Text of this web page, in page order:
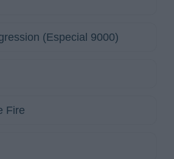
(Especial 9000)
Fire